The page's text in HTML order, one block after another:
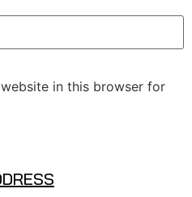
in this browser for